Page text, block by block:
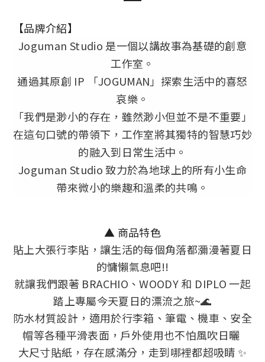
【品牌介紹】
Joguman Studio 是一個以講故事為基礎的創意
工作室。
通過其原創 IP 「JOGUMAN」探索生活中的喜怒
哀樂。
「我們是渺小的存在，雖然渺小但並不是不重要」
在這句口號的帶領下，工作室將其獨特的智慧巧妙
的融入到日常生活中。
Joguman Studio 致力於為地球上的所有小生命
帶來微小的樂趣和溫柔的共鳴。
▲ 商品特色
貼上大張行李貼，讓生活的每個角落都瀰漫著夏日
的慵懶氣息吧!!
就讓我們跟著 BRACHIO、WOODY 和 DIPLO 一起
踏上專屬今天夏日的漂流之旅~🌊
防水材質設計，適用於行李箱、筆電、機車、安全
帽等各種平滑表面，戶外使用也不怕風吹日曬
大尺寸貼紙，存在感滿分，走到哪裡都超吸睛 ✨